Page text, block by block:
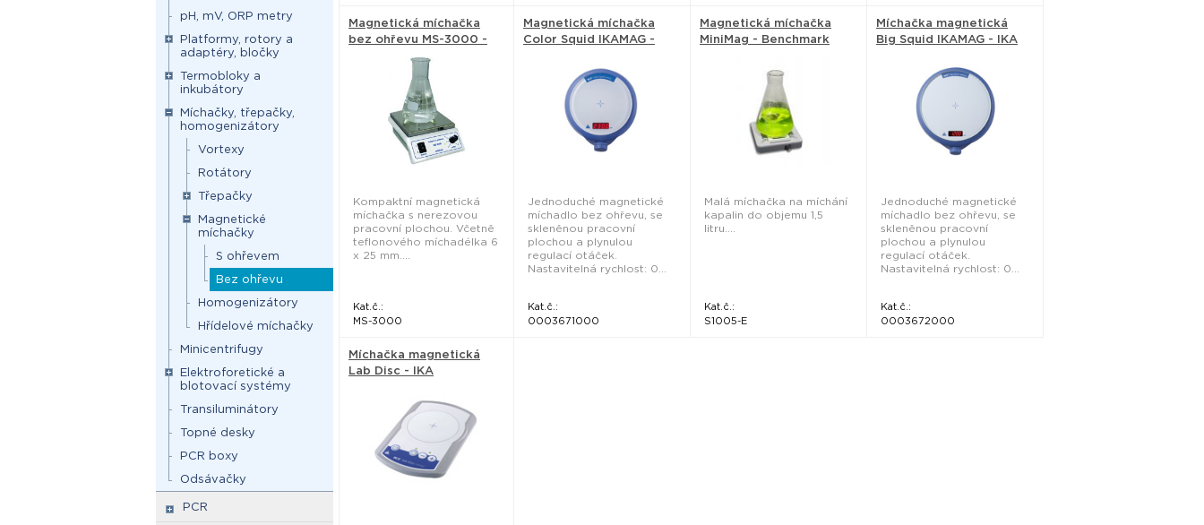
pH, mV, ORP metry
Platformy, rotory a
adaptéry, bločky
Termobloky a
inkubátory
Míchačky, třepačky,
homogenizátory
Vortexy
Rotátory
Třepačky
Magnetické
míchačky
S ohřevem
Bez ohřevu
Homogenizátory
Hřídelové míchačky
Minicentrifugy
Elektroforetické a
blotovací systémy
Transiluminátory
Topné desky
PCR boxy
Odsávačky
PCR
Magnetická míchačka
bez ohřevu MS-3000 -
Kompaktní magnetická
míchačka s nerezovou
pracovní plochou. Včetně
teflonového míchadélka 6
x 25 mm....
Kat.č.:
MS-3000
Magnetická míchačka
Color Squid IKAMAG -
Jednoduché magnetické
míchadlo bez ohřevu, se
skleněnou pracovní
plochou a plynulou
regulací otáček.
Nastavitelná rychlost: 0...
Kat.č.:
0003671000
Magnetická míchačka
MiniMag - Benchmark
Malá míchačka na míchání
kapalin do objemu 1,5
litru....
Kat.č.:
S1005-E
Míchačka magnetická
Big Squid IKAMAG - IKA
Jednoduché magnetické
míchadlo bez ohřevu, se
skleněnou pracovní
plochou a plynulou
regulací otáček.
Nastavitelná rychlost: 0...
Kat.č.:
0003672000
Míchačka magnetická
Lab Disc - IKA